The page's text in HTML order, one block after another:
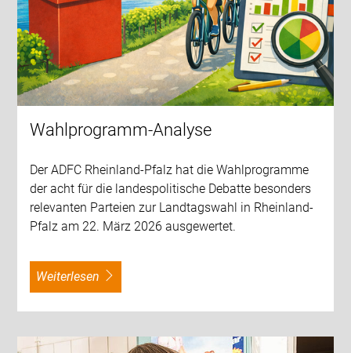
Wahlprogramm-Analyse
Der ADFC Rheinland-Pfalz hat die Wahlprogramme
der acht für die landespolitische Debatte besonders
relevanten Parteien zur Landtagswahl in Rheinland-
Pfalz am 22. März 2026 ausgewertet.
weiterlesen